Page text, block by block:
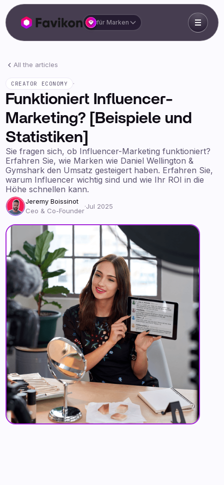
für Marken
All the articles
CREATOR ECONOMY ·
Funktioniert Influencer-
Marketing? [Beispiele und
Statistiken]
Sie fragen sich, ob Influencer-Marketing funktioniert?
Erfahren Sie, wie Marken wie Daniel Wellington &
Gymshark den Umsatz gesteigert haben. Erfahren Sie,
warum Influencer wichtig sind und wie Ihr ROI in die
Höhe schnellen kann.
Jeremy Boissinot
Ceo & Co-Founder
·Jul 2025